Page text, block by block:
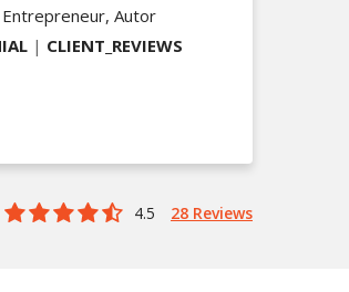
Entrepreneur, Autor
| CLIENT_REVIEWS
4.5 28 Reviews